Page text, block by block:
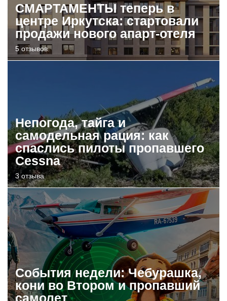
СМАРТАМЕНТЫ теперь в
центре Иркутска: стартовали
продажи нового апарт-отеля
5 отзывов
Непогода, тайга и
самодельная рация: как
спаслись пилоты пропавшего
Cessna
3 отзыва
События недели: Чебурашка,
кони во Втором и пропавший
самолет